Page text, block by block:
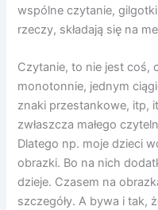
wspólne czytanie,
rzeczy, składają się na
Czytanie, to nie jest coś,
monotonnie, jednym
znaki przestankowe, itp,
zwłaszcza małego
Dlatego np. moje dzieci
obrazki. Bo na nich
dzieje. Czasem na
szczegóły. A bywa i tak,